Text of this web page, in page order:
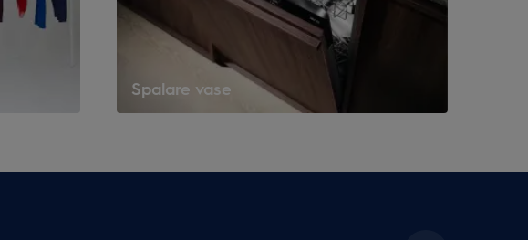
Spalare vase